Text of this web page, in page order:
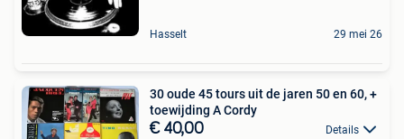
Hasselt 29 mei 26
30 oude 45 tours uit de jaren 50 en 60, +
toewijding A Cordy
€ 40,00 Details